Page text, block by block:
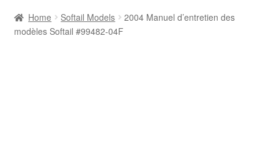
Shop
Home Softail Models
2004 Manuel d’entretien des
modèles Softail #99482-04F